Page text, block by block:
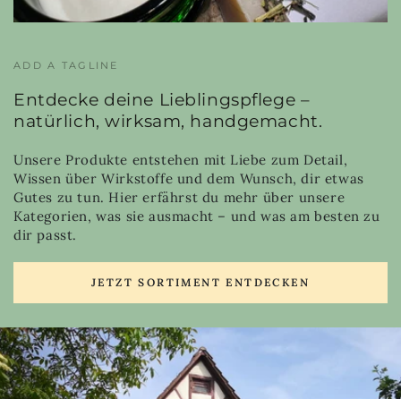
ADD A TAGLINE
Entdecke deine Lieblingspflege –
natürlich, wirksam, handgemacht.
Unsere Produkte entstehen mit Liebe zum Detail,
Wissen über Wirkstoffe und dem Wunsch, dir etwas
Gutes zu tun. Hier erfährst du mehr über unsere
Kategorien, was sie ausmacht – und was am besten zu
dir passt.
JETZT SORTIMENT ENTDECKEN